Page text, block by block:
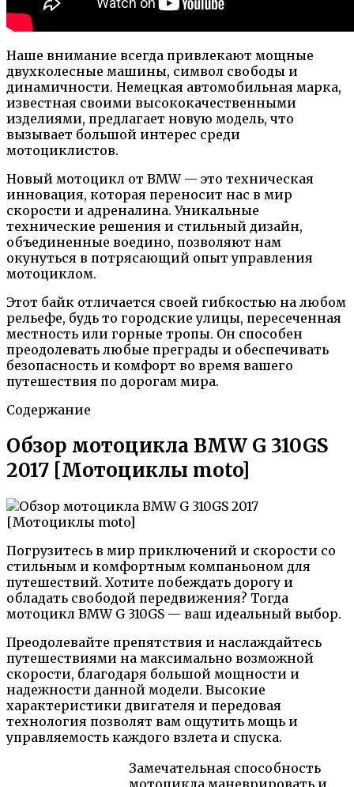
Наше внимание всегда привлекают мощные
двухколесные машины, символ свободы и
динамичности. Немецкая автомобильная марка,
известная своими высококачественными
изделиями, предлагает новую модель, что
вызывает большой интерес среди
мотоциклистов.
Новый мотоцикл от BMW — это техническая
инновация, которая переносит нас в мир
скорости и адреналина. Уникальные
технические решения и стильный дизайн,
объединенные воедино, позволяют нам
окунуться в потрясающий опыт управления
мотоциклом.
Этот байк отличается своей гибкостью на любом
рельефе, будь то городские улицы, пересеченная
местность или горные тропы. Он способен
преодолевать любые преграды и обеспечивать
безопасность и комфорт во время вашего
путешествия по дорогам мира.
Содержание
Обзор мотоцикла BMW G 310GS
2017 [Мотоциклы moto]
Погрузитесь в мир приключений и скорости со
стильным и комфортным компаньоном для
путешествий. Хотите побеждать дорогу и
обладать свободой передвижения? Тогда
мотоцикл BMW G 310GS — ваш идеальный выбор.
Преодолевайте препятствия и наслаждайтесь
путешествиями на максимально возможной
скорости, благодаря большой мощности и
надежности данной модели. Высокие
характеристики двигателя и передовая
технология позволят вам ощутить мощь и
управляемость каждого взлета и спуска.
Замечательная способность
мотоцикла маневрировать и